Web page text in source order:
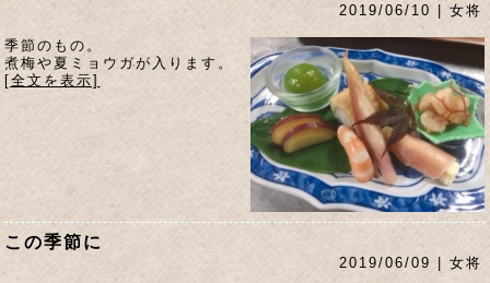
2019/06/10 | 女将
季節のもの。
煮梅や夏ミョウガが入ります。
[全文を表示]
この季節に
2019/06/09 | 女将